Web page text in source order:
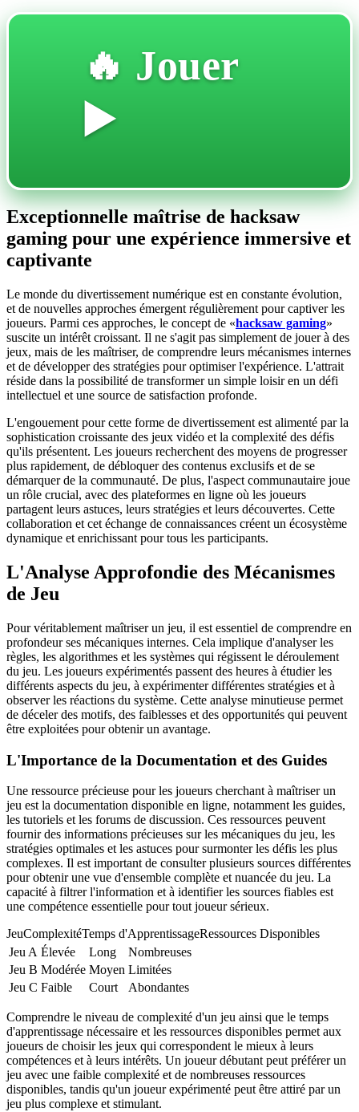
🔥 Jouer
▶️
Exceptionnelle maîtrise de hacksaw
gaming pour une expérience immersive et
captivante
Le monde du divertissement numérique est en constante évolution,
et de nouvelles approches émergent régulièrement pour captiver les
joueurs. Parmi ces approches, le concept de «hacksaw gaming»
suscite un intérêt croissant. Il ne s'agit pas simplement de jouer à des
jeux, mais de les maîtriser, de comprendre leurs mécanismes internes
et de développer des stratégies pour optimiser l'expérience. L'attrait
réside dans la possibilité de transformer un simple loisir en un défi
intellectuel et une source de satisfaction profonde.
L'engouement pour cette forme de divertissement est alimenté par la
sophistication croissante des jeux vidéo et la complexité des défis
qu'ils présentent. Les joueurs recherchent des moyens de progresser
plus rapidement, de débloquer des contenus exclusifs et de se
démarquer de la communauté. De plus, l'aspect communautaire joue
un rôle crucial, avec des plateformes en ligne où les joueurs
partagent leurs astuces, leurs stratégies et leurs découvertes. Cette
collaboration et cet échange de connaissances créent un écosystème
dynamique et enrichissant pour tous les participants.
L'Analyse Approfondie des Mécanismes
de Jeu
Pour véritablement maîtriser un jeu, il est essentiel de comprendre en
profondeur ses mécaniques internes. Cela implique d'analyser les
règles, les algorithmes et les systèmes qui régissent le déroulement
du jeu. Les joueurs expérimentés passent des heures à étudier les
différents aspects du jeu, à expérimenter différentes stratégies et à
observer les réactions du système. Cette analyse minutieuse permet
de déceler des motifs, des faiblesses et des opportunités qui peuvent
être exploitées pour obtenir un avantage.
L'Importance de la Documentation et des Guides
Une ressource précieuse pour les joueurs cherchant à maîtriser un
jeu est la documentation disponible en ligne, notamment les guides,
les tutoriels et les forums de discussion. Ces ressources peuvent
fournir des informations précieuses sur les mécaniques du jeu, les
stratégies optimales et les astuces pour surmonter les défis les plus
complexes. Il est important de consulter plusieurs sources différentes
pour obtenir une vue d'ensemble complète et nuancée du jeu. La
capacité à filtrer l'information et à identifier les sources fiables est
une compétence essentielle pour tout joueur sérieux.
JeuComplexitéTemps d'ApprentissageRessources Disponibles
Jeu A Élevée Long
Nombreuses
Jeu B Modérée Moyen Limitées
Jeu C Faible Court Abondantes
Comprendre le niveau de complexité d'un jeu ainsi que le temps
d'apprentissage nécessaire et les ressources disponibles permet aux
joueurs de choisir les jeux qui correspondent le mieux à leurs
compétences et à leurs intérêts. Un joueur débutant peut préférer un
jeu avec une faible complexité et de nombreuses ressources
disponibles, tandis qu'un joueur expérimenté peut être attiré par un
jeu plus complexe et stimulant.